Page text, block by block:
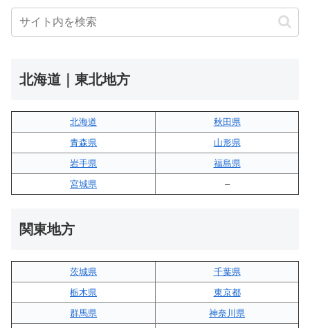
北海道｜東北地方
北海道
秋田県
青森県
山形県
岩手県
福島県
宮城県
–
関東地方
茨城県
千葉県
栃木県
東京都
群馬県
神奈川県